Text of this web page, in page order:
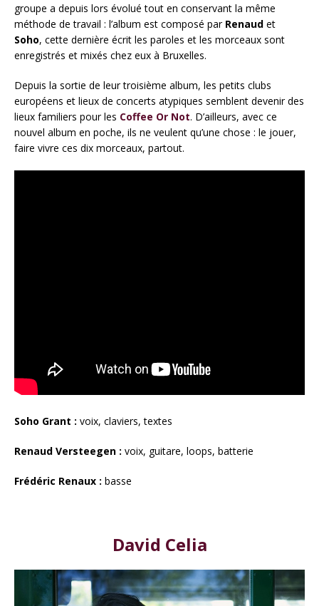
groupe a depuis lors évolué tout en conservant la même
méthode de travail : l’album est composé par Renaud et
Soho, cette dernière écrit les paroles et les morceaux sont
enregistrés et mixés chez eux à Bruxelles.
Depuis la sortie de leur troisième album, les petits clubs
européens et lieux de concerts atypiques semblent devenir des
lieux familiers pour les Coffee Or Not. D’ailleurs, avec ce
nouvel album en poche, ils ne veulent qu’une chose : le jouer,
faire vivre ces dix morceaux, partout.
Soho Grant : voix, claviers, textes
Renaud Versteegen : voix, guitare, loops, batterie
Frédéric Renaux : basse
David Celia